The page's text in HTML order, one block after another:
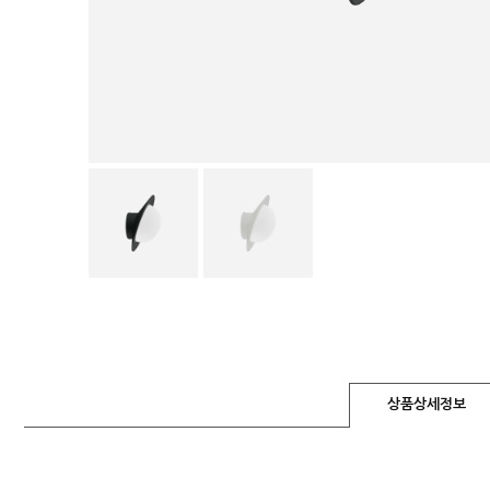
상품상세정보